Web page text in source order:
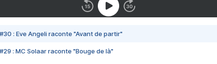
#30 : Eve Angeli raconte "Avant de partir"
#29 : MC Solaar raconte "Bouge de là"